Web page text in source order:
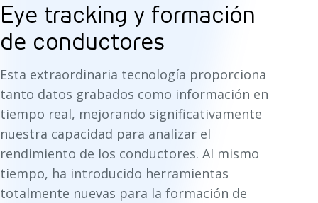
Eye tracking y formación
de conductores
Esta extraordinaria tecnología proporciona
tanto datos grabados como información en
tiempo real, mejorando significativamente
nuestra capacidad para analizar el
rendimiento de los conductores. Al mismo
tiempo, ha introducido herramientas
totalmente nuevas para la formación de